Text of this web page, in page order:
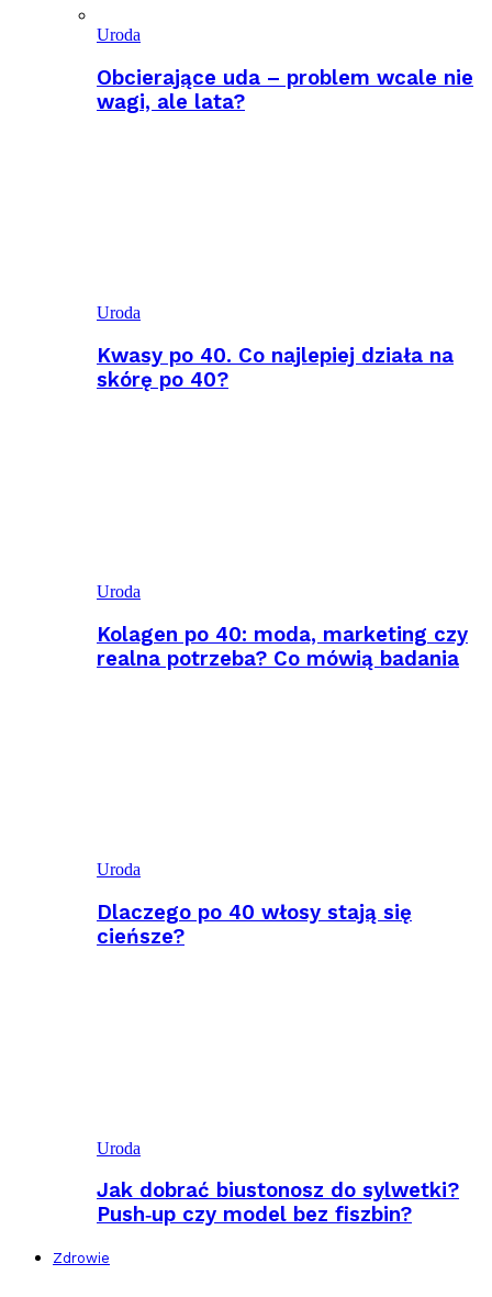
Uroda
Obcierające uda – problem wcale nie
wagi, ale lata?
Uroda
Kwasy po 40. Co najlepiej działa na
skórę po 40?
Uroda
Kolagen po 40: moda, marketing czy
realna potrzeba? Co mówią badania
Uroda
Dlaczego po 40 włosy stają się
cieńsze?
Uroda
Jak dobrać biustonosz do sylwetki?
Push‑up czy model bez fiszbin?
Zdrowie